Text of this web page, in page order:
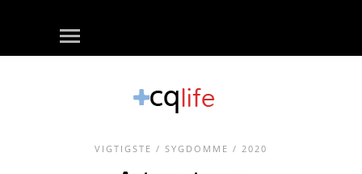
VIGTIGSTE / SYGDOMME / 2020